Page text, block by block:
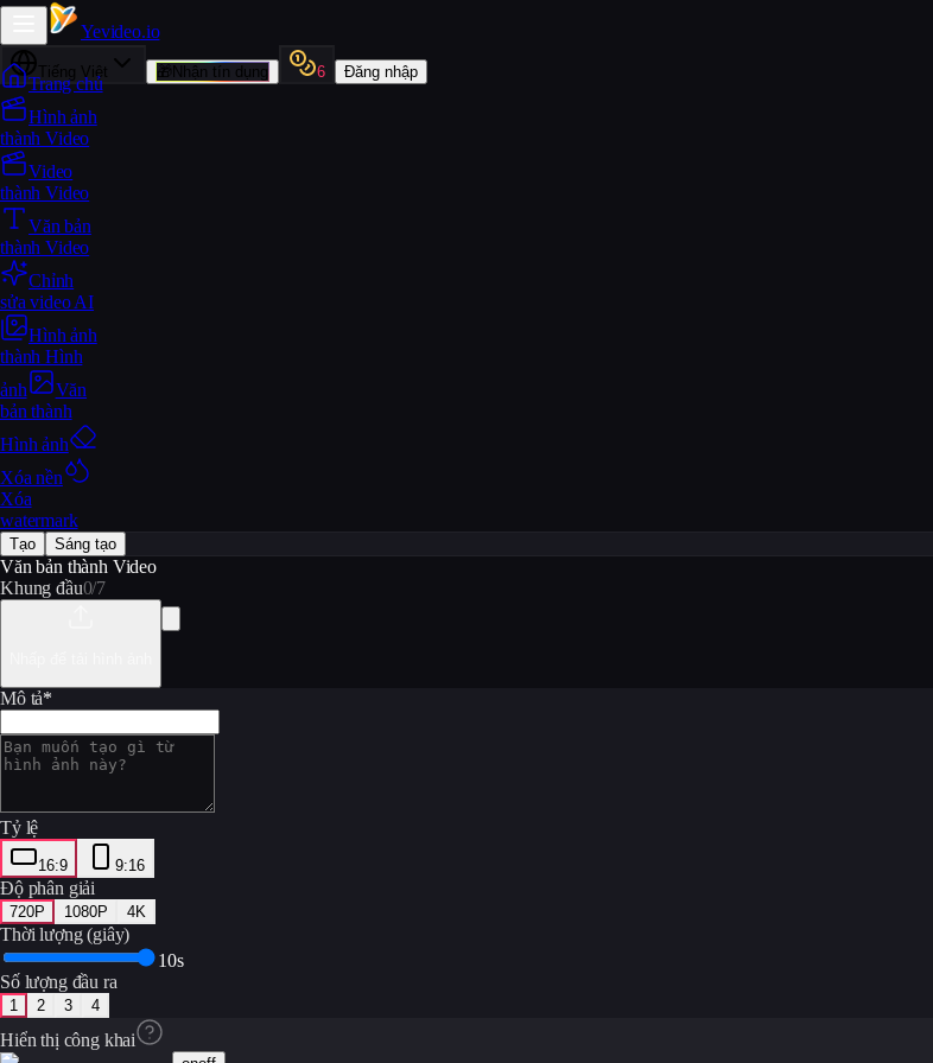
Yevideo.io
Tiếng Việt 🎁Nhận tín dụng 6 Đăng nhập
Trang chủ
Hình ảnh
thành Video
Video
thành Video
Văn bản
thành Video
Chỉnh
sửa video AI
Hình ảnh
thành Hình
ảnh
Văn
bản thành
Hình ảnh
Xóa nền
Xóa
watermark
Tạo Sáng tạo
Văn bản thành Video
Khung đầu0/7
Mô tả*
Tỷ lệ
16:9 9:16
Độ phân giải
720P 1080P 4K
Thời lượng (giây)
10s
Số lượng đầu ra
1 2 3 4
Hiển thị công khai